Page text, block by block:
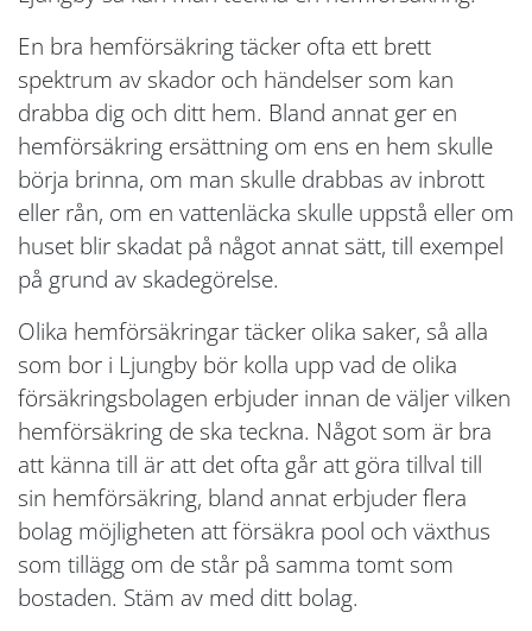
En bra hemförsäkring täcker ofta ett brett
spektrum av skador och händelser som kan
drabba dig och ditt hem. Bland annat ger en
hemförsäkring ersättning om ens en hem skulle
börja brinna, om man skulle drabbas av inbrott
eller rån, om en vattenläcka skulle uppstå eller om
huset blir skadat på något annat sätt, till exempel
på grund av skadegörelse.
Olika hemförsäkringar täcker olika saker, så alla
som bor i Ljungby bör kolla upp vad de olika
försäkringsbolagen erbjuder innan de väljer vilken
hemförsäkring de ska teckna. Något som är bra
att känna till är att det ofta går att göra tillval till
sin hemförsäkring, bland annat erbjuder flera
bolag möjligheten att försäkra pool och växthus
som tillägg om de står på samma tomt som
bostaden. Stäm av med ditt bolag.